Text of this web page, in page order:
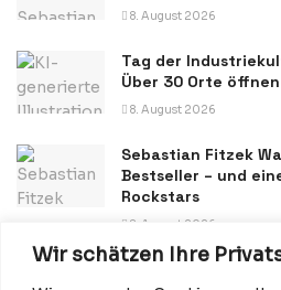
Wir schätzen Ihre
8. August 2026
Tag der
Über 30 Orte
8. August 2026
Sebastian Fitzek
Bestseller – und
Rockstars
8. August 2026